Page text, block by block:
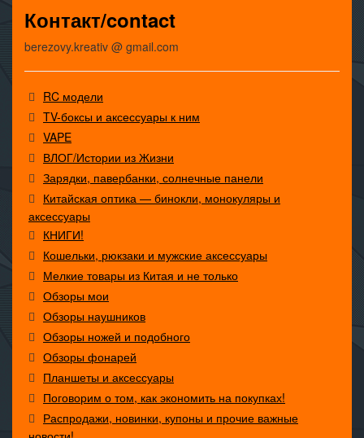
Контакт/contact
berezovy.kreativ @ gmail.com
RC модели
TV-боксы и аксессуары к ним
VAPE
ВЛОГ/Истории из Жизни
Зарядки, павербанки, солнечные панели
Китайская оптика — бинокли, монокуляры и
аксессуары
КНИГИ!
Кошельки, рюкзаки и мужские аксессуары
Мелкие товары из Китая и не только
Обзоры мои
Обзоры наушников
Обзоры ножей и подобного
Обзоры фонарей
Планшеты и аксессуары
Поговорим о том, как экономить на покупках!
Распродажи, новинки, купоны и прочие важные